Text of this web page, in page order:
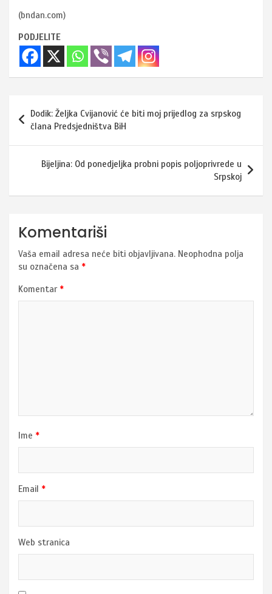
(bndan.com)
PODJELITE
Navigacija
članaka
Dodik: Željka Cvijanović će biti moj prijedlog za srpskog
člana Predsjedništva BiH
Bijeljina: Od ponedjeljka probni popis poljoprivrede u
Srpskoj
Komentariši
Vaša email adresa neće biti objavljivana. Neophodna polja
su označena sa *
Komentar *
Ime *
Email *
Web stranica